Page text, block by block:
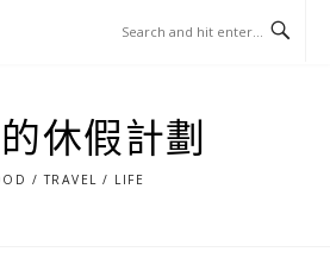
休假計劃
/ TRAVEL / LIFE